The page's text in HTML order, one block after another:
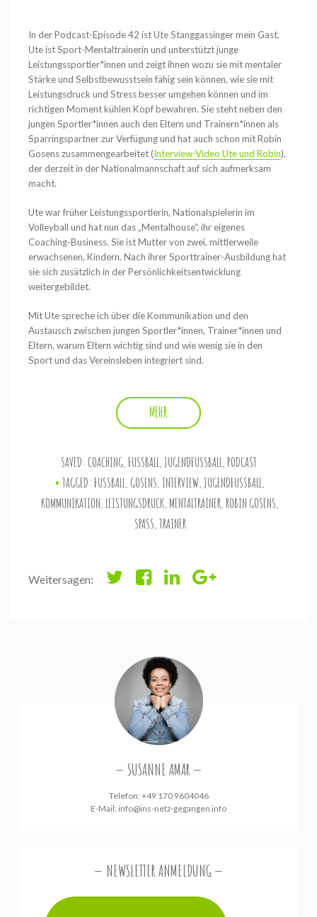
In der Podcast-Episode 42 ist Ute Stanggassinger mein Gast.
Ute ist Sport-Mentaltrainerin und unterstützt junge
Leistungssportler*innen und zeigt ihnen wozu sie mit mentaler
Stärke und Selbstbewusstsein fähig sein können, wie sie mit
Leistungsdruck und Stress besser umgehen können und im
richtigen Moment kühlen Kopf bewahren. Sie steht neben den
jungen Sportler*innen auch den Eltern und Trainern*innen als
Sparringspartner zur Verfügung und hat auch schon mit Robin
Gosens zusammengearbeitet (Interview-Video Ute und Robin),
der derzeit in der Nationalmannschaft auf sich aufmerksam
macht.
Ute war früher Leistungssportlerin, Nationalspielerin im
Volleyball und hat nun das „Mentalhouse“, ihr eigenes
Coaching-Business. Sie ist Mutter von zwei, mittlerweile
erwachsenen, Kindern. Nach ihrer Sporttrainer-Ausbildung hat
sie sich zusätzlich in der Persönlichkeitsentwicklung
weitergebildet.
Mit Ute spreche ich über die Kommunikation und den
Austausch zwischen jungen Sportler*innen, Trainer*innen und
Eltern, warum Eltern wichtig sind und wie wenig sie in den
Sport und das Vereinsleben integriert sind.
MEHR
SAVED: COACHING,FUSSBALL,JUGENDFUSSBALL,PODCAST
TAGGED:FUSSBALL , GOSENS, INTERVIEW,JUGENDFUSSBALL ,
KOMMUNIKATION, LEISTUNGSDRUCK, MENTALTRAINER, ROBIN GOSENS,
SPASS ,TRAINER
Weitersagen:
SUSANNE AMAR
Telefon: +49 170 9604046
E-Mail: info@ins-netz-gegangen.info
NEWSLETTER ANMELDUNG